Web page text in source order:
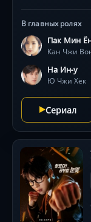
В главных ролях
Пак Мин
Кан Чжи
На Ин-у
Ю Чжи Хёк
Сериал